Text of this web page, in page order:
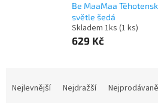
Be MaaMaa
světle šedá
Skladem 1ks (1 ks)
629 Kč
Nejlevnější Nejdražší